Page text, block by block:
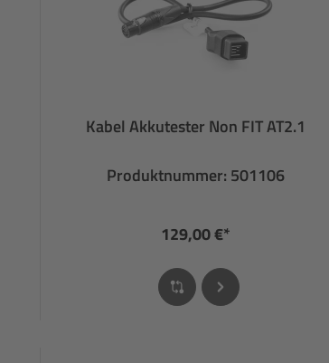
Kabel Akkutester Non FIT AT2.1
Produktnummer: 501106
129,00 €*